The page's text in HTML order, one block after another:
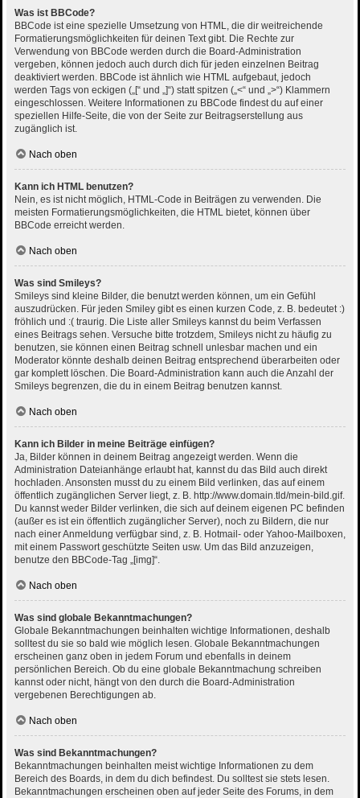
Was ist BBCode?
BBCode ist eine spezielle Umsetzung von HTML, die dir weitreichende
Formatierungsmöglichkeiten für deinen Text gibt. Die Rechte zur
Verwendung von BBCode werden durch die Board-Administration
vergeben, können jedoch auch durch dich für jeden einzelnen Beitrag
deaktiviert werden. BBCode ist ähnlich wie HTML aufgebaut, jedoch
werden Tags von eckigen („[“ und „]“) statt spitzen („<“ und „>“) Klammern
eingeschlossen. Weitere Informationen zu BBCode findest du auf einer
speziellen Hilfe-Seite, die von der Seite zur Beitragserstellung aus
zugänglich ist.
Nach oben
Kann ich HTML benutzen?
Nein, es ist nicht möglich, HTML-Code in Beiträgen zu verwenden. Die
meisten Formatierungsmöglichkeiten, die HTML bietet, können über
BBCode erreicht werden.
Nach oben
Was sind Smileys?
Smileys sind kleine Bilder, die benutzt werden können, um ein Gefühl
auszudrücken. Für jeden Smiley gibt es einen kurzen Code, z. B. bedeutet :)
fröhlich und :( traurig. Die Liste aller Smileys kannst du beim Verfassen
eines Beitrags sehen. Versuche bitte trotzdem, Smileys nicht zu häufig zu
benutzen, sie können einen Beitrag schnell unlesbar machen und ein
Moderator könnte deshalb deinen Beitrag entsprechend überarbeiten oder
gar komplett löschen. Die Board-Administration kann auch die Anzahl der
Smileys begrenzen, die du in einem Beitrag benutzen kannst.
Nach oben
Kann ich Bilder in meine Beiträge einfügen?
Ja, Bilder können in deinem Beitrag angezeigt werden. Wenn die
Administration Dateianhänge erlaubt hat, kannst du das Bild auch direkt
hochladen. Ansonsten musst du zu einem Bild verlinken, das auf einem
öffentlich zugänglichen Server liegt, z. B. http://www.domain.tld/mein-bild.gif.
Du kannst weder Bilder verlinken, die sich auf deinem eigenen PC befinden
(außer es ist ein öffentlich zugänglicher Server), noch zu Bildern, die nur
nach einer Anmeldung verfügbar sind, z. B. Hotmail- oder Yahoo-Mailboxen,
mit einem Passwort geschützte Seiten usw. Um das Bild anzuzeigen,
benutze den BBCode-Tag „[img]“.
Nach oben
Was sind globale Bekanntmachungen?
Globale Bekanntmachungen beinhalten wichtige Informationen, deshalb
solltest du sie so bald wie möglich lesen. Globale Bekanntmachungen
erscheinen ganz oben in jedem Forum und ebenfalls in deinem
persönlichen Bereich. Ob du eine globale Bekanntmachung schreiben
kannst oder nicht, hängt von den durch die Board-Administration
vergebenen Berechtigungen ab.
Nach oben
Was sind Bekanntmachungen?
Bekanntmachungen beinhalten meist wichtige Informationen zu dem
Bereich des Boards, in dem du dich befindest. Du solltest sie stets lesen.
Bekanntmachungen erscheinen oben auf jeder Seite des Forums, in dem